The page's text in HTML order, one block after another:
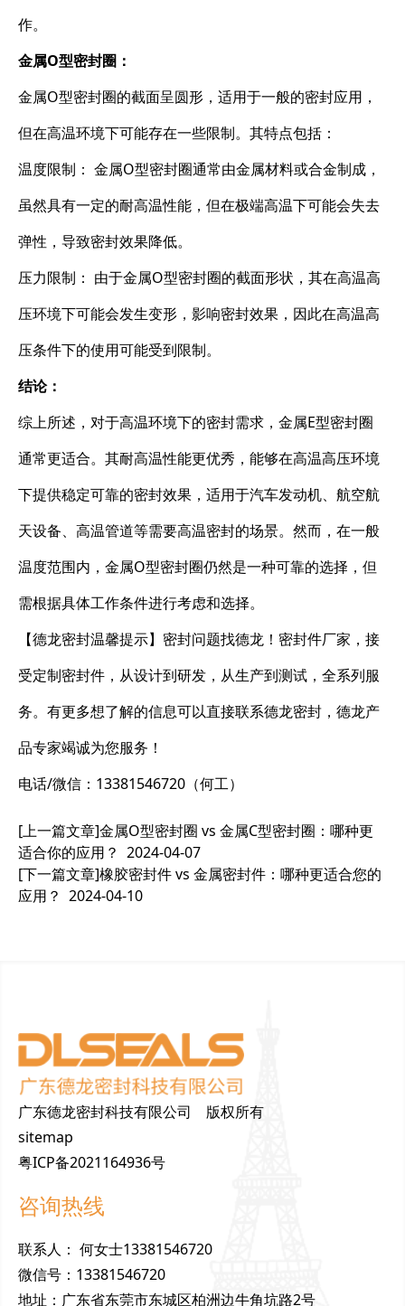
作。
金属O型密封圈：
金属O型密封圈的截面呈圆形，适用于一般的密封应用，
但在高温环境下可能存在一些限制。其特点包括：
温度限制： 金属O型密封圈通常由金属材料或合金制成，
虽然具有一定的耐高温性能，但在极端高温下可能会失去
弹性，导致密封效果降低。
压力限制： 由于金属O型密封圈的截面形状，其在高温高
压环境下可能会发生变形，影响密封效果，因此在高温高
压条件下的使用可能受到限制。
结论：
综上所述，对于高温环境下的密封需求，金属E型密封圈
通常更适合。其耐高温性能更优秀，能够在高温高压环境
下提供稳定可靠的密封效果，适用于汽车发动机、航空航
天设备、高温管道等需要高温密封的场景。然而，在一般
温度范围内，金属O型密封圈仍然是一种可靠的选择，但
需根据具体工作条件进行考虑和选择。
【德龙密封温馨提示】密封问题找德龙！密封件厂家，接
受定制密封件，从设计到研发，从生产到测试，全系列服
务。有更多想了解的信息可以直接联系德龙密封，德龙产
品专家竭诚为您服务！
电话/微信：13381546720（何工）
[上一篇文章]金属O型密封圈 vs 金属C型密封圈：哪种更
适合你的应用？ 2024-04-07
[下一篇文章]橡胶密封件 vs 金属密封件：哪种更适合您的
应用？ 2024-04-10
广东德龙密封科技有限公司 版权所有
sitemap
粤ICP备2021164936号
咨询热线
联系人 ： 何女士13381546720
微信号 ： 13381546720
地址 ： 广东省东莞市东城区柏洲边牛角坑路2号